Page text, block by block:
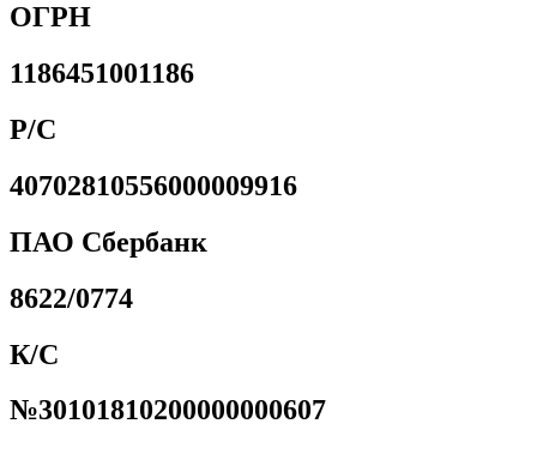
ОГРН
1186451001186
Р/С
40702810556000009916
ПАО Сбербанк
8622/0774
К/С
№30101810200000000607